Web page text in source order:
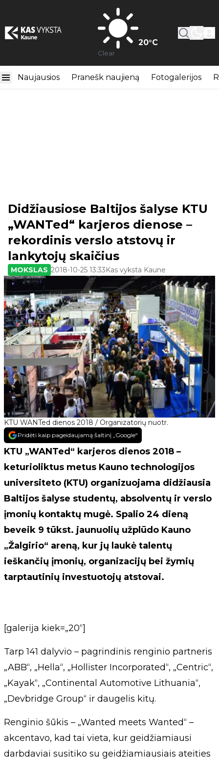
20°C
Clear
Naujausios Pranešk naujieną Fotogalerijos
KTU WANTed dienos 2018 / Organizatorių nuotr.
Didžiausiose Baltijos šalyse KTU
„WANTed“ karjeros dienose –
rekordinis verslo atstovų ir
lankytojų skaičius
MOKSLAS 2018-10-25 13:33Kas vyksta Kaune
Pridėti kaip pageidaujamą šaltinį „Google“
KTU „WANTed“ karjeros dienos 2018 –
keturioliktus metus Kauno technologijos
universiteto (KTU) organizuojama didžiausia
Baltijos šalyse studentų, absolventų ir verslo
įmonių kontaktų mugė. Spalio 24 dieną
beveik 9 tūkst. jaunuolių užplūdo Kauno
„Žalgirio“ areną, kur jų laukė talentų
ieškančių įmonių, organizacijų bei žymių
tarptautinių investuotojų atstovai.
[galerija kiek=„20“]
Tarp 141 dalyvio – pagrindinis renginio partneris
„ABB“, „Hella“, „Hollister Incorporated“, „Centric“,
„Kayak“, „Continental Automotive Lithuania“,
„Devbridge Group“ ir daugelis kitų.
Renginio šūkis – „Wanted meets Wanted“ –
akcentavo, kad tai vieta, kur geidžiamiausi
darbdaviai susitiko su geidžiamiausiais ateities